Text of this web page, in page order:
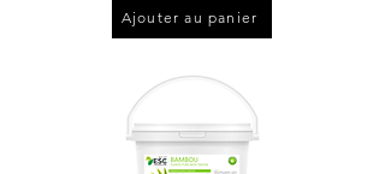
Ajouter au panier